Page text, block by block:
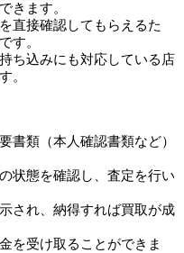
きます。
直接確認してもらえるた
す。
持ち込みにも対応している店
。
書類（本人確認書類など）
状態を確認し、査定を行い
され、納得すれば買取が成
を受け取ることができま